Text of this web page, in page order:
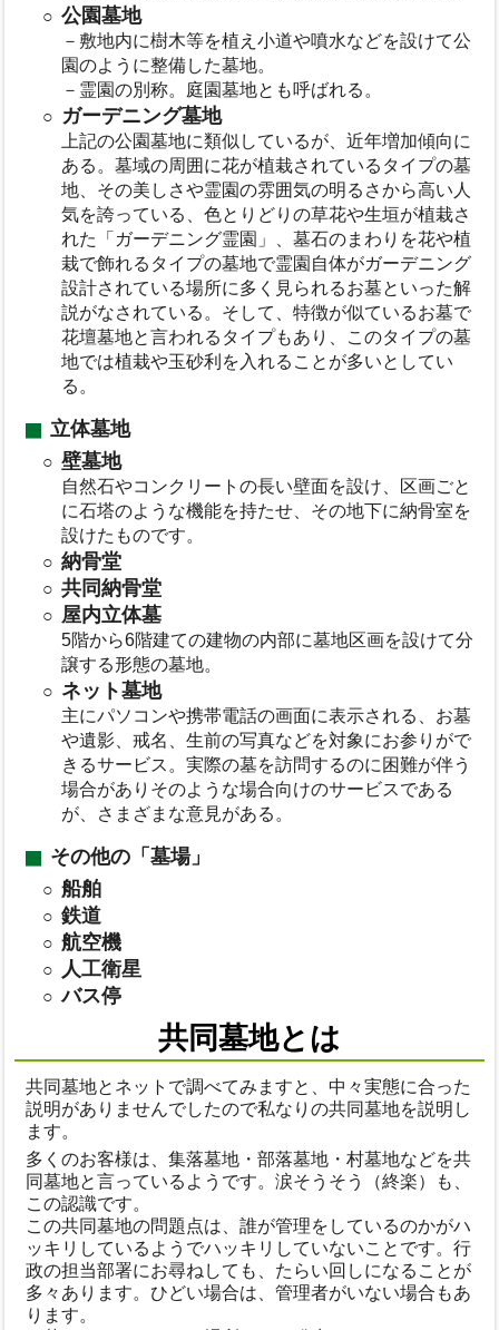
公園墓地
－敷地内に樹木等を植え小道や噴水などを設けて公
園のように整備した墓地。
－霊園の別称。庭園墓地とも呼ばれる。
ガーデニング墓地
上記の公園墓地に類似しているが、近年増加傾向に
ある。墓域の周囲に花が植栽されているタイプの墓
地、その美しさや霊園の雰囲気の明るさから高い人
気を誇っている、色とりどりの草花や生垣が植栽さ
れた「ガーデニング霊園」、墓石のまわりを花や植
栽で飾れるタイプの墓地で霊園自体がガーデニング
設計されている場所に多く見られるお墓といった解
説がなされている。そして、特徴が似ているお墓で
花壇墓地と言われるタイプもあり、このタイプの墓
地では植栽や玉砂利を入れることが多いとしてい
る。
立体墓地
壁墓地
自然石やコンクリートの長い壁面を設け、区画ごと
に石塔のような機能を持たせ、その地下に納骨室を
設けたものです。
納骨堂
共同納骨堂
屋内立体墓
5階から6階建ての建物の内部に墓地区画を設けて分
譲する形態の墓地。
ネット墓地
主にパソコンや携帯電話の画面に表示される、お墓
や遺影、戒名、生前の写真などを対象にお参りがで
きるサービス。実際の墓を訪問するのに困難が伴う
場合がありそのような場合向けのサービスである
が、さまざまな意見がある。
その他の「墓場」
船舶
鉄道
航空機
人工衛星
バス停
共同墓地とは
共同墓地とネットで調べてみますと、中々実態に合った
説明がありませんでしたので私なりの共同墓地を説明し
ます。
多くのお客様は、集落墓地・部落墓地・村墓地などを共
同墓地と言っているようです。涙そうそう（終楽）も、
この認識です。
この共同墓地の問題点は、誰が管理をしているのかがハ
ッキリしているようでハッキリしていないことです。行
政の担当部署にお尋ねしても、たらい回しになることが
多々あります。ひどい場合は、管理者がいない場合もあ
ります。